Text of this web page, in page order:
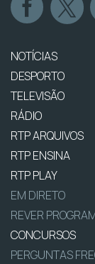
NOTÍCIAS
DESPORTO
TELEVISÃO
RÁDIO
RTP ARQUIVOS
RTP ENSINA
RTP PLAY
EM DIRETO
REVER
CONCURSOS
PERGUNTAS